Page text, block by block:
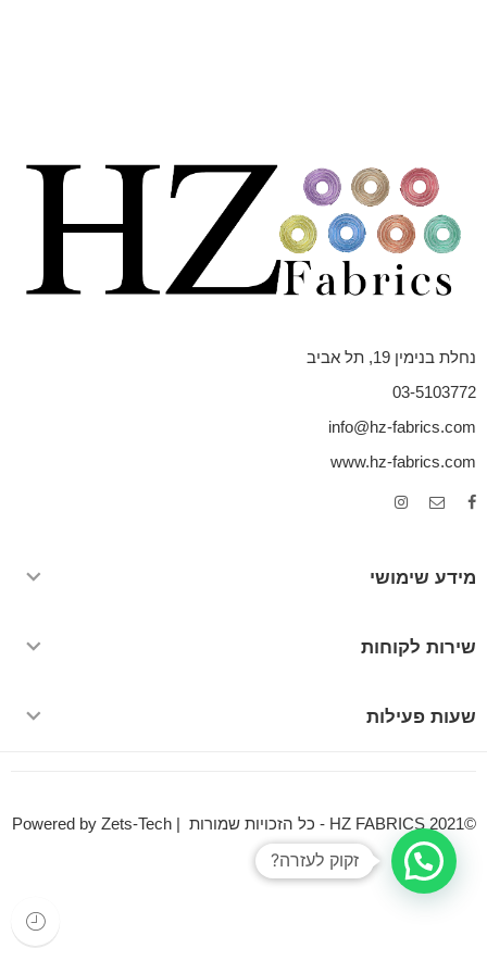
נחלת בנימין 19, תל אביב
03-5103772
info@hz-fabrics.com
www.hz-fabrics.com
מידע שימושי
שירות לקוחות
שעות פעילות
©HZ FABRICS 2021 - כל הזכויות שמורות | Powered by Zets-Tech
זקוק לעזרה?